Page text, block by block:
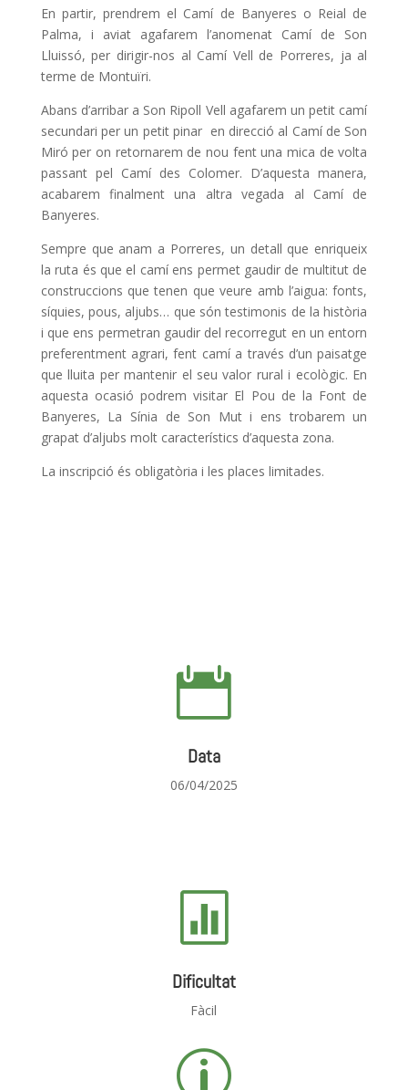
En partir, prendrem el Camí de Banyeres o Reial de
Palma, i aviat agafarem l’anomenat Camí de Son
Lluissó,per dirigir-nos al Camí Vell de Porreres, ja al
terme de Montuïri.
Abans d’arribar a Son Ripoll Vell agafarem un petit camí
secundari per un petit pinar en direcció al Camí de Son
Miró per on retornarem de nou fent una mica de volta
passant pel Camí des Colomer. D’aquesta manera,
acabarem finalment una altra vegada al Camí de
Banyeres.
Sempre que anam a Porreres, un detall que enriqueix
la ruta és que el camí ens permet gaudir de multitut de
construccions que tenen que veure amb l’aigua: fonts,
síquies, pous, aljubs… que són testimonis de la història
i que ens permetran gaudir del recorregut en un entorn
preferentment agrari, fent camí a través d’un paisatge
que lluita per mantenir el seu valor rural i ecològic. En
aquesta ocasió podrem visitar El Pou de la Font de
Banyeres, La Sínia de Son Mut i ens trobarem un
grapat d’aljubs molt característics d’aquesta zona.
La inscripció és obligatòria i les places limitades.

Data
06/04/2025

Dificultat
Fàcil
p